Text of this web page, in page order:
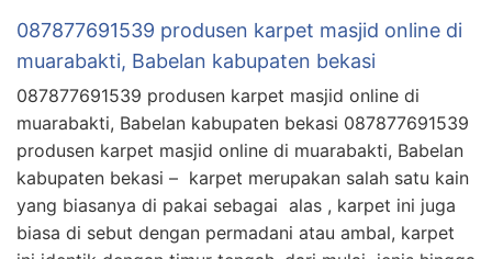
087877691539 produsen karpet masjid online di
muarabakti, Babelan kabupaten bekasi
087877691539 produsen karpet masjid online di
muarabakti, Babelan kabupaten bekasi 087877691539
produsen karpet masjid online di muarabakti, Babelan
kabupaten bekasi – karpet merupakan salah satu kain
yang biasanya di pakai sebagai alas , karpet ini juga
biasa di sebut dengan permadani atau ambal, karpet